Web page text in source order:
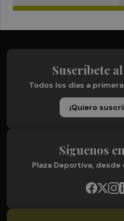
Suscríbete
Todos los días a
¡Quiero
Síguenos
Plaza Deportiva,